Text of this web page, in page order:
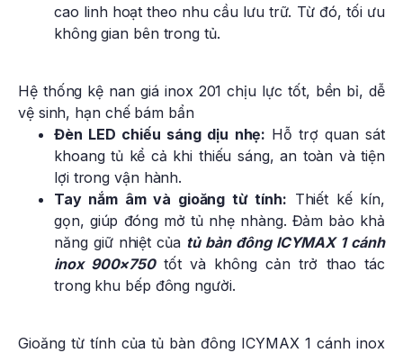
cao linh hoạt theo nhu cầu lưu trữ. Từ đó, tối ưu
không gian bên trong tủ.
Hệ thống kệ nan giá inox 201 chịu lực tốt, bền bỉ, dễ
vệ sinh, hạn chế bám bẩn
Đèn LED chiếu sáng dịu nhẹ: Hỗ trợ quan sát
khoang tủ kể cả khi thiếu sáng, an toàn và tiện
lợi trong vận hành.
Tay nắm âm và gioăng từ tính: Thiết kế kín,
gọn, giúp đóng mở tủ nhẹ nhàng. Đảm bảo khả
năng giữ nhiệt của tủ bàn đông ICYMAX 1 cánh
inox 900×750tốt và không cản trở thao tác
trong khu bếp đông người.
Gioăng từ tính của tủ bàn đông ICYMAX 1 cánh inox